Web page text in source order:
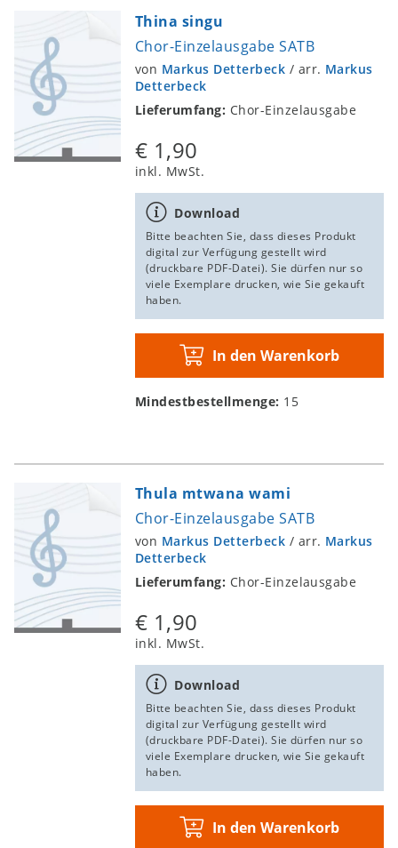
Thina singu
Chor-Einzelausgabe SATB
von Markus Detterbeck / arr. Markus
Detterbeck
Lieferumfang: Chor-Einzelausgabe
€ 1,90
inkl. MwSt.
Download
Bitte beachten Sie, dass dieses Produkt
digital zur Verfügung gestellt wird
(druckbare PDF-Datei). Sie dürfen nur so
viele Exemplare drucken, wie Sie gekauft
haben.
In den Warenkorb
Mindestbestellmenge: 15
Thula mtwana wami
Chor-Einzelausgabe SATB
von Markus Detterbeck / arr. Markus
Detterbeck
Lieferumfang: Chor-Einzelausgabe
€ 1,90
inkl. MwSt.
Download
Bitte beachten Sie, dass dieses Produkt
digital zur Verfügung gestellt wird
(druckbare PDF-Datei). Sie dürfen nur so
viele Exemplare drucken, wie Sie gekauft
haben.
In den Warenkorb